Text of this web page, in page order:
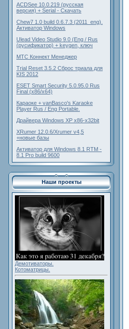
ACDSee 10.0.219 (русская
версия) + Serial - Скачать
Chew7 1.0 build 0.6.7.3 (2011_eng).
Активатор Windows
Ulead Video Studio 9.0 (Eng / Rus
(русификатор) + keygen, ключ
МТС Коннект Менеджер
Trial Reset 3.5.2 Сброс триала для
KIS 2012
ESET Smart Security 5.0.95.0 Rus
Final (x86/x64)
Караоке + vanBasco's Karaoke
Player Rus / Eng Portable.
Драйвера Windows XP x86-x32bit
XRumer 12.0.6/Xrumer v4,5
+новые базы
Активатор для Windows 8.1 RTM -
8.1 Pro build 9600
Наши проекты
Демотиваторы.
Котоматрицы.